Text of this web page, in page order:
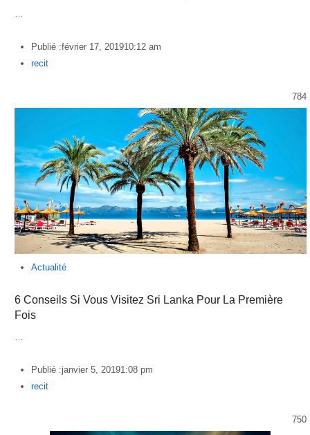
Publié :février 17, 201910:12 am
Author
recit
784
Actualité
6 Conseils Si Vous Visitez Sri Lanka Pour La Première
Fois
Publié :janvier 5, 20191:08 pm
Author
recit
750